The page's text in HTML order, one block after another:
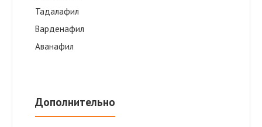
Тадалафил
Варденафил
Аванафил
Дополнительно